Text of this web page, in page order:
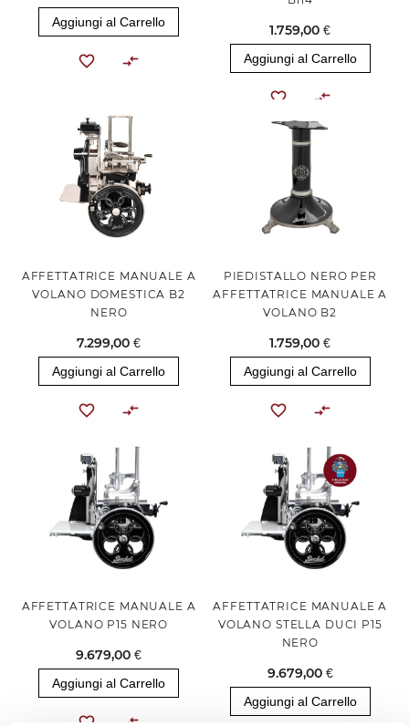
Aggiungi al Carrello 1.759,00 €
Aggiungi al Carrello
AFFETTATRICE MANUALE A
VOLANO DOMESTICA B2
NERO
7.299,00 €
Aggiungi al Carrello
PIEDISTALLO NERO PER
AFFETTATRICE MANUALE A
VOLANO B2
1.759,00 €
Aggiungi al Carrello
AFFETTATRICE MANUALE A
VOLANO P15 NERO
9.679,00 €
Aggiungi al Carrello
AFFETTATRICE MANUALE A
VOLANO STELLA DUCI P15
NERO
9.679,00 €
Aggiungi al Carrello